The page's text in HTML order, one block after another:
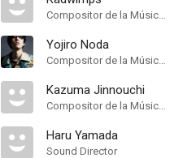
Compositor de la Música Original
Yojiro Noda
Compositor de la Música Original, Songs
Kazuma Jinnouchi
Compositor de la Música Original
Haru Yamada
Sound Director